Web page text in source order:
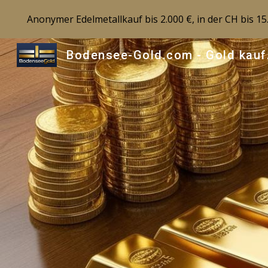
Anonymer Edelmetallkauf bis 2.000 €, in der CH bis